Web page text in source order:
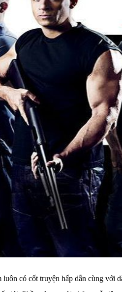
có cốt truyện hấp dẫn cùng